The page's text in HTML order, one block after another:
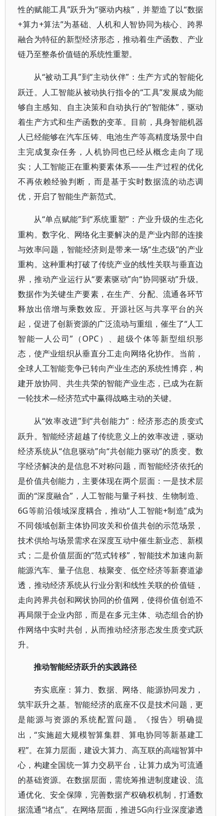
性的赋能工具”跃升为“驱动内核”，并塑造了以“数据
+算力+算法”为基础、人机和人智协同为核心、跨界
融合为特征的新型经济形态，推动着生产函数、产业
链乃至整条价值链的系统性重塑。
从“被动工具”到“主动伙伴”：生产方式的智能化
跃迁。人工智能从被动执行指令的“工具”发展成为能
够自主感知、自主决策和自动执行的“智能体”，驱动
着生产方式和生产函数的变革。目前，具身智能机器
人已经能够在汽车压铸、电池生产等高精度场景中自
主完成复杂任务，人机协同也已经从概念走向了现
实；人工智能正在重构要素体系——生产过程的优化
不再依赖经验判断，而是基于实时数据流的动态调
优，开启了智能生产新范式。
从“单点赋能”到“系统重塑”：产业升级的生态化
重构。数字化、网络化主要解决的是产业内部的连接
与效率问题，智能经济则是带来一场“生态级”的产业
重构。这种重构打破了传统产业的线性关联与垂直边
界，推动产业运行从“要素驱动”向“协同驱动”升级。
数据作为关键生产要素，在生产、分配、流通各环节
释放出倍增与乘数效应。开源社区与共享平台的兴
起，促进了创新资源的广泛流动与重组，催生了“人工
智能一人公司”（OPC）、超级个体等新型组织形
态，使产业组织从垂直分工走向网络化协作。当前，
全球人工智能竞争已转向产业生态的系统性博弈，构
建开放协同、共生共荣的智能产业生态，已成为在新
一轮技术—经济范式中赢得战略主动的关键。
从“效率改进”到“共创能力”：经济形态的质变式
跃升。智能经济超越了传统意义上的效率改进，驱动
经济系统从“信息驱动”向“共创能力驱动”的质变。数
字经济解决的是信息不对称问题，而智能经济依托的
是价值共创能力，主要体现在两个层面：一是技术层
面的“深度融合”，人工智能与量子科技、生物制造、
6G等前沿领域深度耦合，推动“人工智能+制造”成为
不同领域创新主体协同攻关和价值共创的示范场景，
技术供给与场景需求在深度互动中催生新业态、新模
式；二是价值层面的“范式转移”，智能技术加速向新
能源汽车、量子信息、核聚变、低空经济等新赛道渗
透，推动经济系统从行业分割和线性关联的价值链，
走向跨界共创和网状协同的价值网，使得价值创造不
再局限于企业内部，而是在多元主体、动态组合的协
作网络中实时共创，从而推动经济形态发生质变式跃
升。
推动智能经济跃升的实践路径
夯实底座：算力、数据、网络、能源协同发力，
筑牢跃升之基。智能经济的底座不仅是技术问题，更
是能源与资源的系统配置问题。《报告》明确提
出，“实施超大规模智算集群、算电协同等新基建工
程”。在算力层面，建设大算力、高互联的高端智算中
心，构建全国统一算力交易平台，让算力成为可流通
的基础资源。在数据层面，需统筹推进制度建设、流
通优化、安全保障，完善数据产权确权机制，打通数
据流通“堵点”。在网络层面，推进5G向行业深度渗透